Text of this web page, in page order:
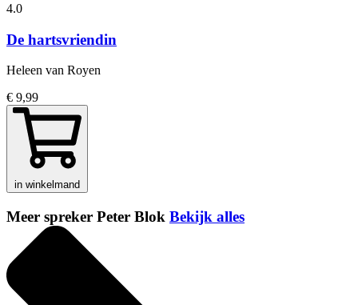
4.0
De hartsvriendin
Heleen van Royen
€ 9,99
in winkelmand
Meer spreker Peter Blok Bekijk alles